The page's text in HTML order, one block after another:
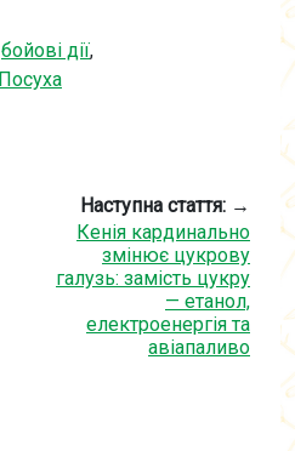
бойові дії,
Посуха
Наступна стаття: →
Кенія кардинально
змінює цукрову
галузь: замість цукру
— етанол,
електроенергія та
авіапаливо